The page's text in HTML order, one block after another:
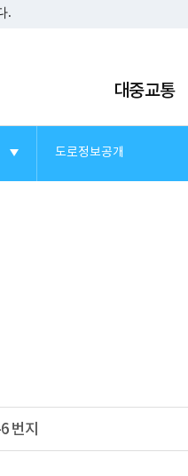
.
대중교통
도로정보공개
번지